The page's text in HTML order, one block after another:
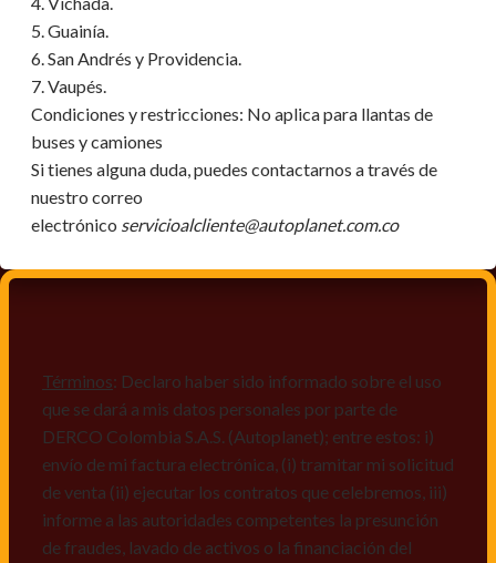
5. Guainía.
6. San Andrés y Providencia.
7. Vaupés.
Condiciones y restricciones: No aplica para llantas de
buses y camiones
Si tienes alguna duda, puedes contactarnos a través de
nuestro correo
electrónico servicioalcliente@autoplanet.com.co
Términos: Declaro haber sido informado sobre el uso
que se dará a mis datos personales por parte de
DERCO Colombia S.A.S. (Autoplanet); entre estos: i)
envío de mi factura electrónica, (i) tramitar mi solicitud
de venta (ii) ejecutar los contratos que celebremos, iii)
informe a las autoridades competentes la presunción
de fraudes, lavado de activos o la financiación del